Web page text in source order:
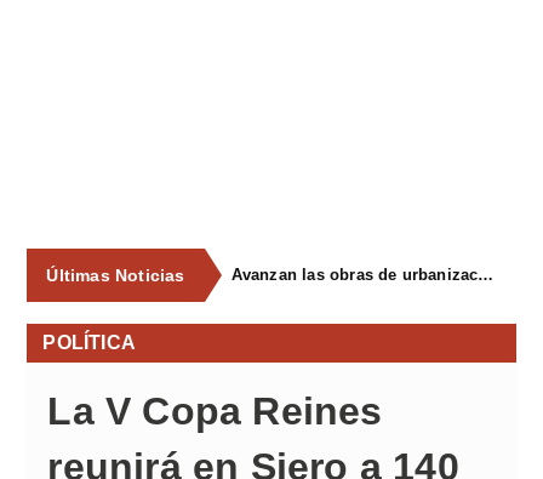
Últimas Noticias Avanzan las obras de urbanización del parque de La Reconquista, en los terrenos del antiguo matadero de Pola de Siero
POLÍTICA
La V Copa Reines
reunirá en Siero a 140